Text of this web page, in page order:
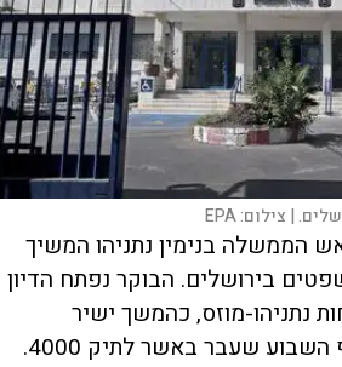
| צילום:EPA
הממשלה בנימין נתניהו המשיך
בירושלים. הבוקר נפתח הדיון
2000, שיחות נתניהו-מוזס, כהמשך ישיר
שעבר באשר לתיק 4000.